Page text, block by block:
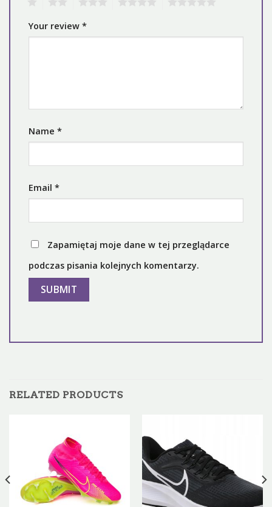
Your review *
Name *
Email *
Zapamiętaj moje dane w tej przeglądarce
podczas pisania kolejnych komentarzy.
RELATED PRODUCTS